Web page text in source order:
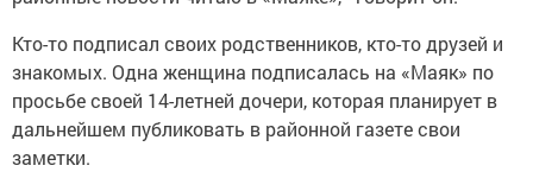
Кто-то подписал своих родственников, кто-то друзей и
знакомых. Одна женщина подписалась на «Маяк» по
просьбе своей 14-летней дочери, которая планирует в
дальнейшем публиковать в районной газете свои
заметки.